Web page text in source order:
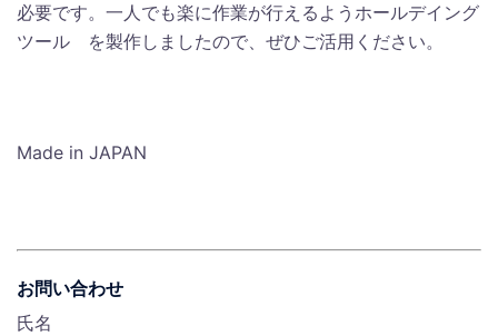
必要です。一人でも楽に作業が行えるようホールデイング
ツール を製作しましたので、ぜひご活用ください。
Made in JAPAN
お問い合わせ
氏名